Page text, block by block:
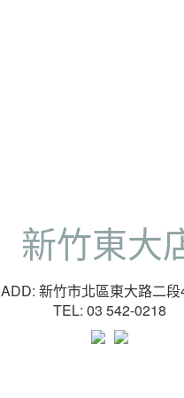
新竹東大
ADD: 新竹市北區東大路二
TEL: 03 542-0218